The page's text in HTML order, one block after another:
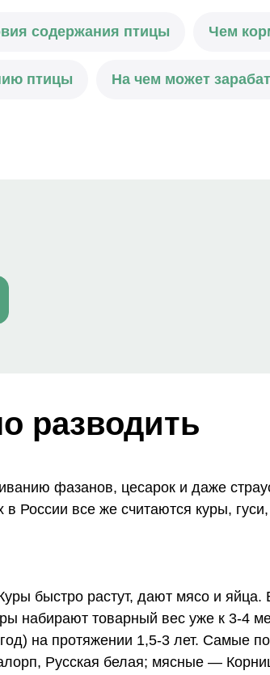
содержания птицы Чем
птицы На чем может
разводить
фазанов, цесарок и даже
России все же считаются куры,
быстро растут, дают мясо и
набирают товарный вес уже к 3-4
на протяжении 1,5-3 лет. Самые
Русская белая; мясные —